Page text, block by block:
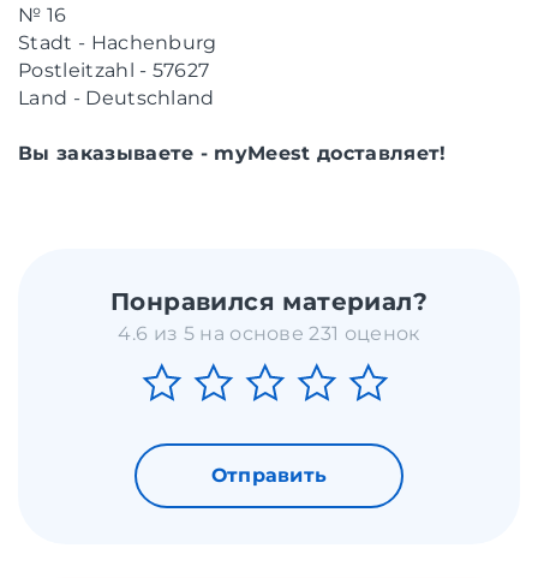
№ 16
Stadt - Hachenburg
Postleitzahl - 57627
Land - Deutschland
Вы заказываете - myMeest доставляет!
Понравился материал?
4.6 из 5 на основе 231 оценок
Отправить